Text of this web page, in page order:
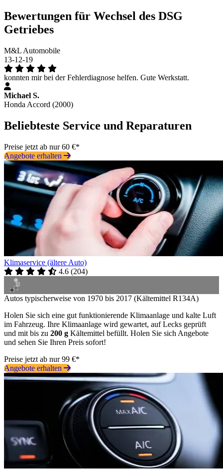
Bewertungen für Wechsel des DSG
Getriebes
M&L Automobile
13-12-19
konnten mir bei der Fehlerdiagnose helfen. Gute Werkstatt.
Michael S.
Honda Accord (2000)
Beliebteste Service und Reparaturen
Preise jetzt ab nur 60 €*
Angebote erhalten
Klimaservice (ältere Auto)
4.6 (204)
Autos typischerweise von 1970 bis 2017 (Kältemittel R134A)
Holen Sie sich eine gut funktionierende Klimaanlage und kalte Luft
im Fahrzeug. Ihre Klimaanlage wird gewartet, auf Lecks geprüft
und mit bis zu 200 g Kältemittel befüllt. Holen Sie sich Angebote
und sehen Sie Ihren Preis sofort!
Preise jetzt ab nur 99 €*
Angebote erhalten